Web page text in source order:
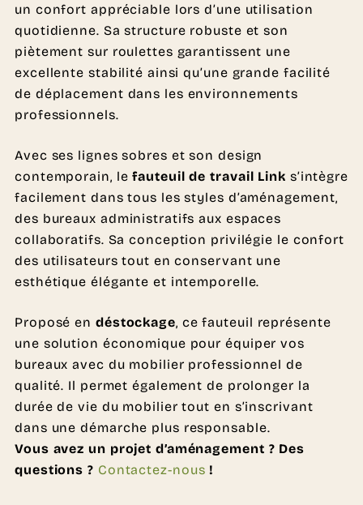
un confort appréciable lors d’une utilisation
quotidienne. Sa structure robuste et son
piètement sur roulettes garantissent une
excellente stabilité ainsi qu’une grande facilité
de déplacement dans les environnements
professionnels.
Avec ses lignes sobres et son design
contemporain, lefauteuil de travail Link s’intègre
facilement dans tous les styles d’aménagement,
des bureaux administratifs aux espaces
collaboratifs. Sa conception privilégie le confort
des utilisateurs tout en conservant une
esthétique élégante et intemporelle.
Proposé en déstockage, ce fauteuil représente
une solution économique pour équiper vos
bureaux avec du mobilier professionnel de
qualité. Il permet également de prolonger la
durée de vie du mobilier tout en s’inscrivant
dans une démarche plus responsable.
Vous avez un projet d’aménagement ? Des
questions ? Contactez-nous !